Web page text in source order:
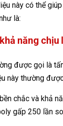
này có thể
là:
năng chịu
được gọi là
này thường
chắc và khả
gấp 250 lần